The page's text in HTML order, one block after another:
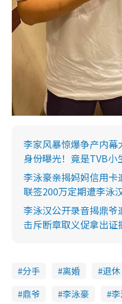
李家风暴惊爆争产内
身份曝光！竟是TVB小
李泳豪亲揭妈妈信用
联签200万定期遭李泳
李泳汉公开录音揭鼎
击斥断章取义促拿出证
分手 离婚 退休
鼎爷
李泳豪